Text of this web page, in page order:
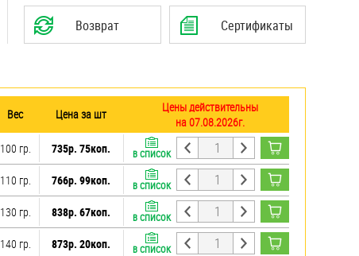
Возврат Сертификаты
Вес Цена за шт
Цены действительны
на 07.08.2026г.
100 гр. 735р. 75коп. В СПИСОК
110 гр. 766р. 99коп. В СПИСОК
130 гр. 838р. 67коп. В СПИСОК
140 гр. 873р. 20коп. В СПИСОК